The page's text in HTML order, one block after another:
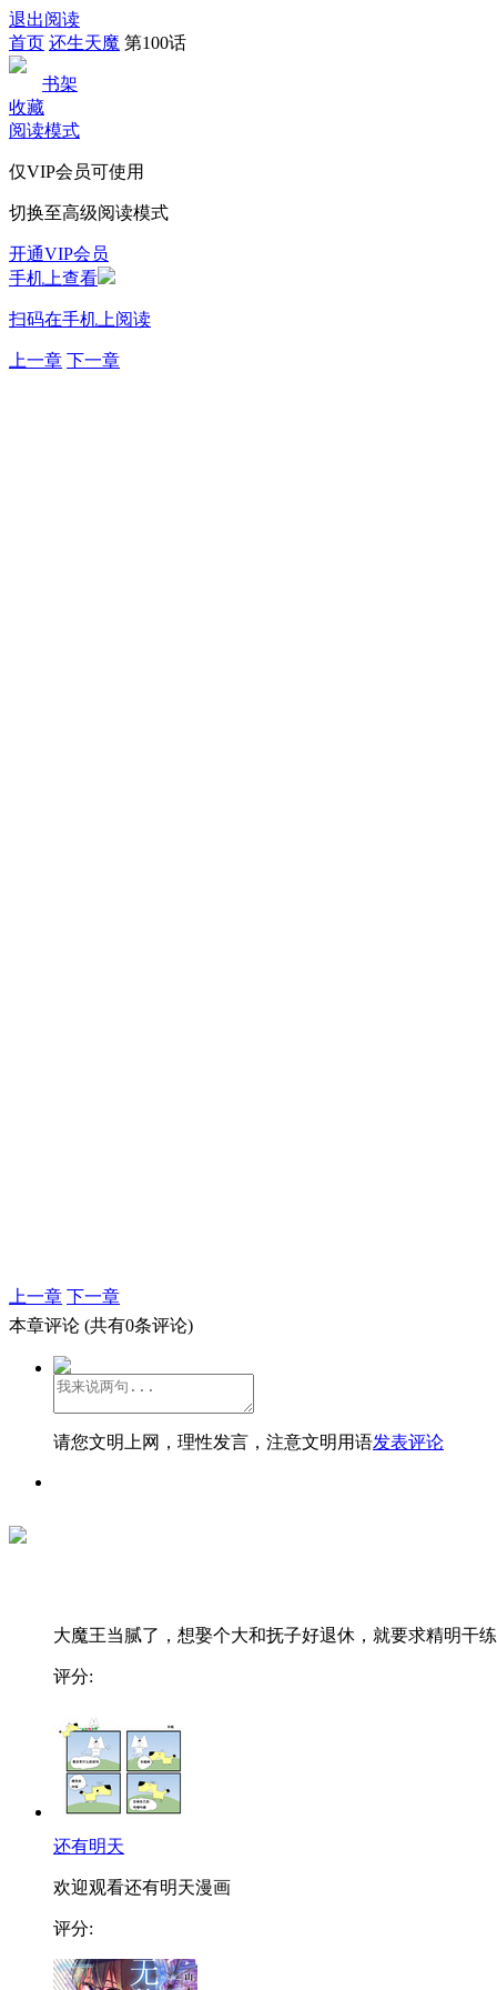
退出阅读
首页 还生天魔 第100话
书架
收藏
阅读模式
仅VIP会员可使用
切换至高级阅读模式
开通VIP会员
手机上查看
扫码在手机上阅读
上一章 下一章
上一章 下一章
本章评论 (共有0条评论)
请您文明上网，理性发言，注意文明用语发表评论
大魔王当腻了，想娶个大和抚子好退休，就要求精明干
评分:
还有明天
欢迎观看还有明天漫画
评分: